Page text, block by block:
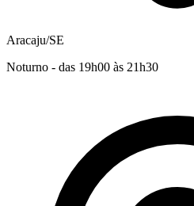
Aracaju/SE
Noturno - das 19h00 às 21h30